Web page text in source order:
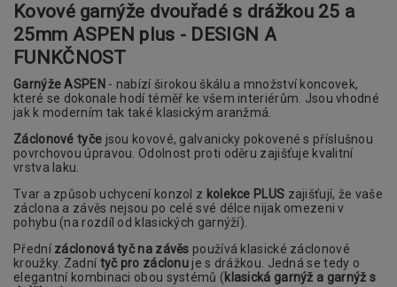
Kovové garnýže dvouřadé s drážkou 25 a
25mm ASPEN plus - DESIGN A
FUNKČNOST
Garnýže ASPEN - nabízí širokou škálu a množství koncovek,
které se dokonale hodí téměř ke všem interiérům. Jsou vhodné
jak k moderním tak také klasickým aranžmá.
Záclonové tyče jsou kovové, galvanicky pokovené s příslušnou
povrchovou úpravou. Odolnost proti oděru zajišťuje kvalitní
vrstva laku.
Tvar a způsob uchycení konzol z kolekce PLUS zajišťují, že vaše
záclona a závěs nejsou po celé své délce nijak omezeni v
pohybu (na rozdíl od klasických garnýží).
Přední záclonová tyč na závěs používá klasické záclonové
kroužky. Zadní tyč pro záclonu je s drážkou. Jedná se tedy o
elegantní kombinaci obou systémů (klasická garnýž a garnýž s